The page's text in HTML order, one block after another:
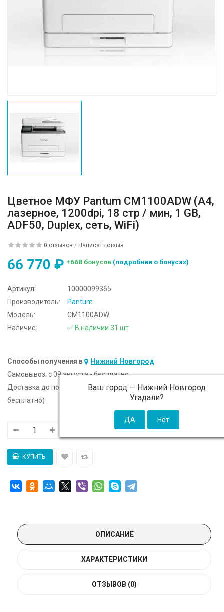
Цветное МФУ Pantum CM1100ADW (A4,
лазерное, 1200dpi, 18 стр / мин, 1 GB,
ADF50, Duplex, сеть, WiFi)
0 отзывов / Написать отзыв
66 770 ₽ +668 бонусов (подробнее о бонусах)
Артикул:
10000099365
Производитель:
Pantum
Модель:
CM1100ADW
Наличие:
✅ В наличии 31 шт
Способы получения в Нижний Новгород
Ваш город — Нижний Новгород
Угадали?
Самовывоз: c 09 августа - бесплатно
Доставка до подъезда:
c 09 августа - 300 ₽ (от 5 000 ₽
бесплатно)
ОПИСАНИЕ
ХАРАКТЕРИСТИКИ
ОТЗЫВОВ (0)